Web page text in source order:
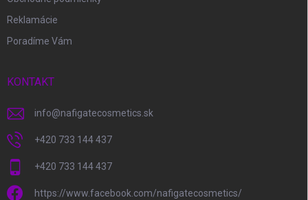
Reklamácie
Poradíme Vám
KONTAKT
info@nafigatecosmetics.sk
+420 733 144 437
+420 733 144 437
https://www.facebook.com/nafigatecosmetics/